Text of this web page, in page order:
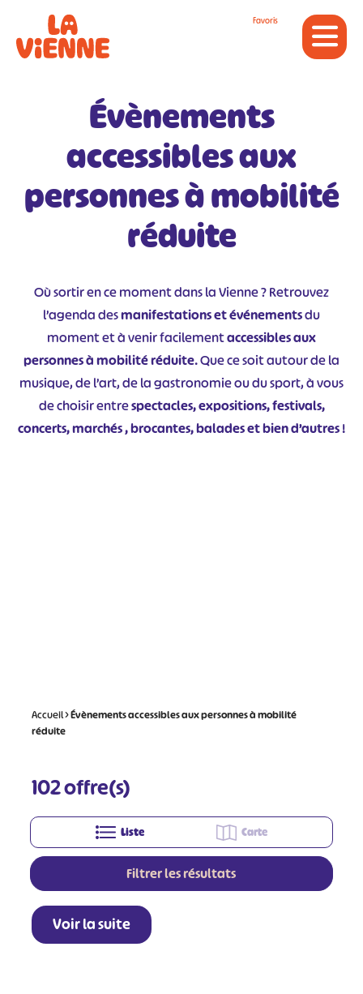
Favoris
Évènements
accessibles aux
personnes à mobilité
réduite
Où sortir en ce moment dans la Vienne ? Retrouvez
l’agenda desmanifestations et événementsdu
moment et à venir facilementaccessibles aux
personnes à mobilité réduite. Que ce soit autour de la
musique, de l’art, de la gastronomie ou du sport, à vous
de choisir entrespectacles, expositions, festivals,
concerts, marchés , brocantes, balades et bien d’autres!
Accueil>Évènements accessibles aux personnes à mobilité
réduite
102offre(s)
Liste Carte
Filtrer les résultats
Voir la suite
+